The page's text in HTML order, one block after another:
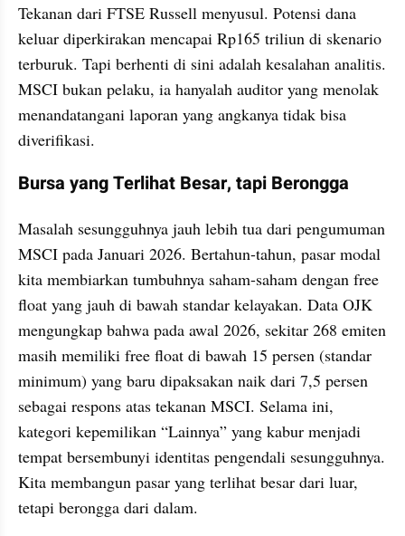
Tekanan dari FTSE Russell menyusul. Potensi dana
keluar diperkirakan mencapai Rp165 triliun di skenario
terburuk. Tapi berhenti di sini adalah kesalahan analitis.
MSCI bukan pelaku, ia hanyalah auditor yang menolak
menandatangani laporan yang angkanya tidak bisa
diverifikasi.
Bursa yang Terlihat Besar, tapi Berongga
Masalah sesungguhnya jauh lebih tua dari pengumuman
MSCI pada Januari 2026. Bertahun-tahun, pasar modal
kita membiarkan tumbuhnya saham-saham dengan free
float yang jauh di bawah standar kelayakan. Data OJK
mengungkap bahwa pada awal 2026, sekitar 268 emiten
masih memiliki free float di bawah 15 persen (standar
minimum) yang baru dipaksakan naik dari 7,5 persen
sebagai respons atas tekanan MSCI. Selama ini,
kategori kepemilikan “Lainnya” yang kabur menjadi
tempat bersembunyi identitas pengendali sesungguhnya.
Kita membangun pasar yang terlihat besar dari luar,
tetapi berongga dari dalam.